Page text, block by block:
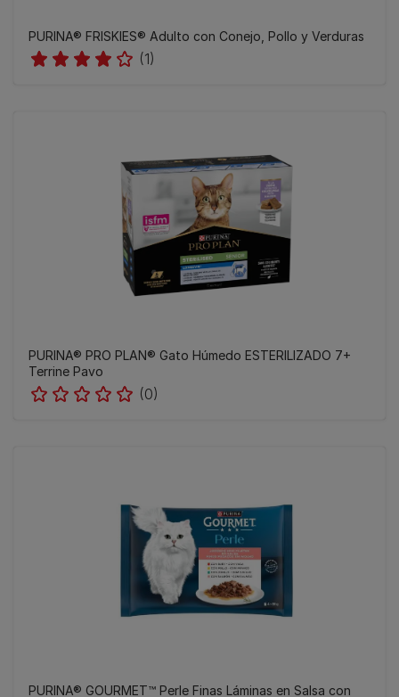
PURINA® FRISKIES® Adulto con Conejo, Pollo y Verduras
(1)
PURINA® PRO PLAN® Gato Húmedo ESTERILIZADO 7+
Terrine Pavo
(0)
PURINA® GOURMET™ Perle Finas Láminas en Salsa con